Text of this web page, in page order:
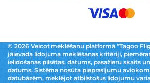
© 2026 Veicot meklēšanu platformā “Tagoo
jāievada lidojuma meklēšanas kritēriji,
ielidošanas pilsētas, datums, pasažieru skaits
datums. Sistēma nosūta pieprasījumu
datubāzēm, meklējot atbilstošus lidojumu